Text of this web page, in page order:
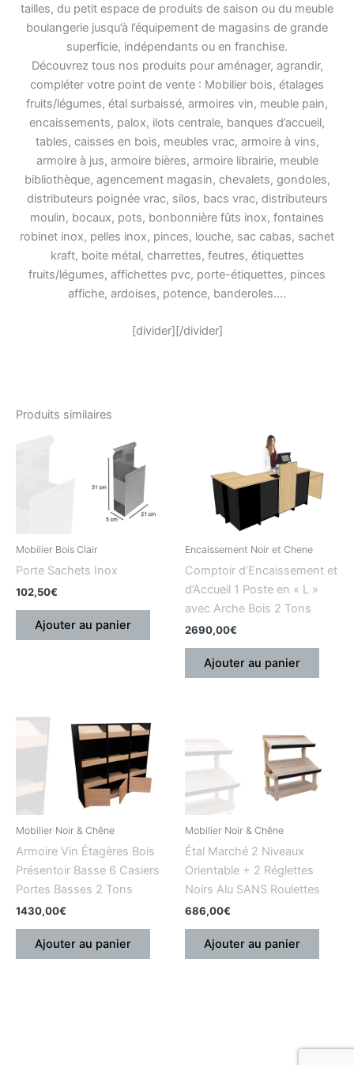
tailles, du petit espace de produits de saison ou du meuble
boulangerie jusqu’à l’équipement de magasins de grande
superficie, indépendants ou en franchise.
Découvrez tous nos produits pour aménager, agrandir,
compléter votre point de vente : Mobilier bois, étalages
fruits/légumes, étal surbaissé, armoires vin, meuble pain,
encaissements, palox, ilots centrale, banques d’accueil,
tables, caisses en bois, meubles vrac, armoire à vins,
armoire à jus, armoire bières, armoire librairie, meuble
bibliothèque, agencement magasin, chevalets, gondoles,
distributeurs poignée vrac, silos, bacs vrac, distributeurs
moulin, bocaux, pots, bonbonnière fûts inox, fontaines
robinet inox, pelles inox, pinces, louche, sac cabas, sachet
kraft, boite métal, charrettes, feutres, étiquettes
fruits/légumes, affichettes pvc, porte-étiquettes, pinces
affiche, ardoises, potence, banderoles….
[divider][/divider]
Produits similaires
Mobilier Bois Clair
Porte Sachets Inox
102,50€
Ajouter au panier
Encaissement Noir et Chene
Comptoir d’Encaissement et
d’Accueil 1 Poste en « L »
avec Arche Bois 2 Tons
2690,00€
Ajouter au panier
Mobilier Noir & Chêne
Armoire Vin Étagères Bois
Présentoir Basse 6 Casiers
Portes Basses 2 Tons
1430,00€
Ajouter au panier
Mobilier Noir & Chêne
Étal Marché 2 Niveaux
Orientable + 2 Réglettes
Noirs Alu SANS Roulettes
686,00€
Ajouter au panier